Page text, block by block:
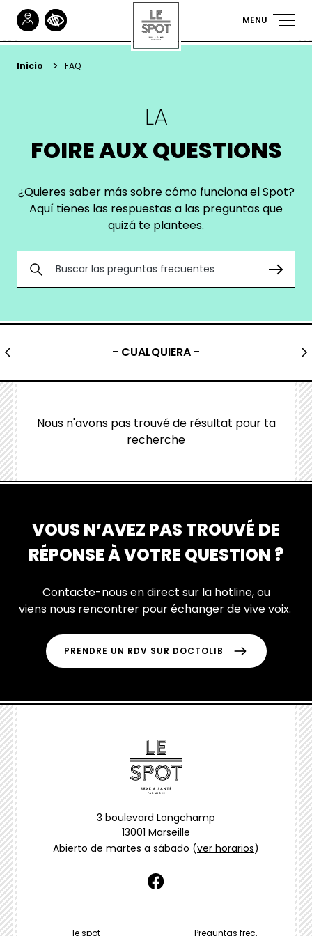
Pasar
MENU
YOU
Inicio FAQ
LA
FOIRE AUX QUESTIONS
¿Quieres saber más sobre cómo funciona el Spot?
Aquí tienes las respuestas a las preguntas que
quizá te plantees.
- CUALQUIERA -
Nous n'avons pas trouvé de résultat pour ta
recherche
VOUS N’AVEZ PAS TROUVÉ DE
RÉPONSE À VOTRE QUESTION ?
Contacte-nous en direct sur la hotline, ou
viens nous rencontrer pour échanger de vive voix.
PRENDRE UN RDV SUR DOCTOLIB
3 boulevard Longchamp
13001 Marseille
Abierto de martes a sábado (ver horarios)
le spot Preguntas frec.
Gestionnaire de Cookies